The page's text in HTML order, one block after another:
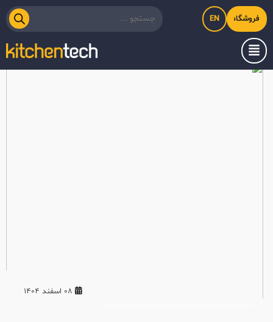
فروشگاه اینترنتی کیت‌لاین
EN